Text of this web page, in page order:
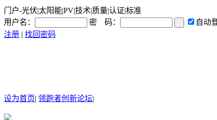
门户-光伏|太阳能|PV|技术|质量|认证|标准
用户名：
密 码：
自动
注册 | 找回密码
设为首页| 领跑者创新论坛|